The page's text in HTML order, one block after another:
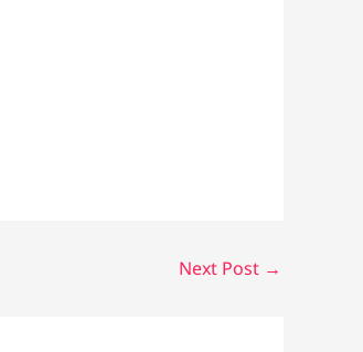
Next Post →